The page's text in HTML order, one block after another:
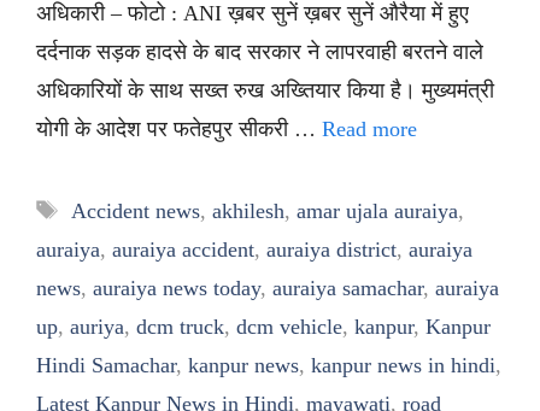
अधिकारी – फोटो : ANI ख़बर सुनें ख़बर सुनें औरैया में हुए
दर्दनाक सड़क हादसे के बाद सरकार ने लापरवाही बरतने वाले
अधिकारियों के साथ सख्त रुख अख्तियार किया है। मुख्यमंत्री
योगी के आदेश पर फतेहपुर सीकरी … Read more
Tags
Accident news, akhilesh, amar ujala auraiya,
auraiya, auraiya accident, auraiya district, auraiya
news, auraiya news today, auraiya samachar, auraiya
up, auriya, dcm truck, dcm vehicle, kanpur, Kanpur
Hindi Samachar, kanpur news, kanpur news in hindi,
Latest Kanpur News in Hindi, mayawati, road